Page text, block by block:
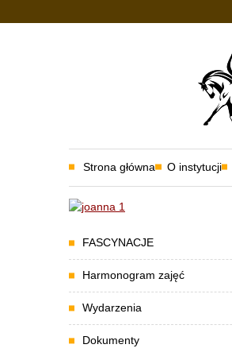
Strona główna O instytucji
«
1
Menu
FASCYNACJE
Harmonogram zajęć
Wydarzenia
Dokumenty